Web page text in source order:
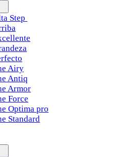
Step
Airy
Antiq
Armor
Force
Optima pro
Standard